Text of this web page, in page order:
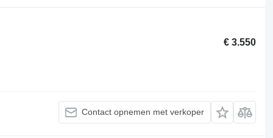
€ 3.550
Contact opnemen met verkoper